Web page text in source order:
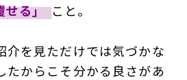
せる」 こと。
介を見ただけでは気づかな
たからこそ分かる良さがあ